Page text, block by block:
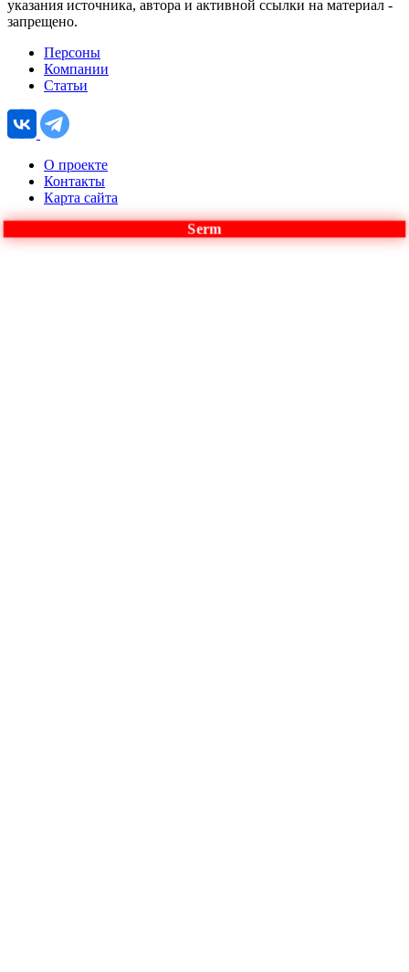
указания источника, автора и активной ссылки на материал -
запрещено.
Персоны
Компании
Статьи
О проекте
Контакты
Карта сайта
Serm